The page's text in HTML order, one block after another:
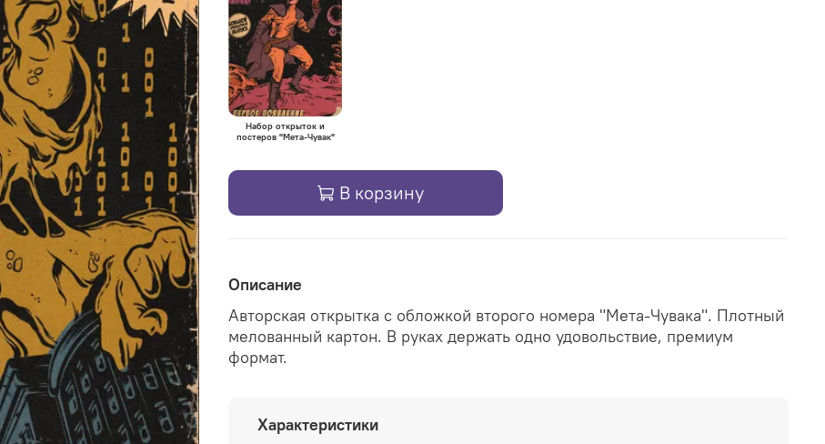
Набор открыток и
постеров "Мета-Чувак"
В корзину
Описание
Авторская открытка с обложкой второго номера "Мета-Чувака". Плотный
мелованный картон. В руках держать одно удовольствие, премиум
формат.
Характеристики